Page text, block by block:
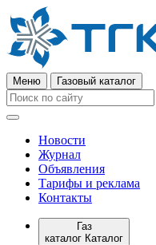
Меню Газовый каталог
Новости
Журнал
Объявления
Тарифы и реклама
Контакты
Газ
каталог Каталог